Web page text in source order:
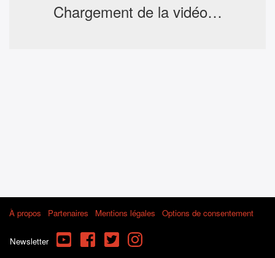
Chargement de la vidéo…
À propos Partenaires Mentions légales Options de consentement
Newsletter YouTube FacebookTwitterInstagram